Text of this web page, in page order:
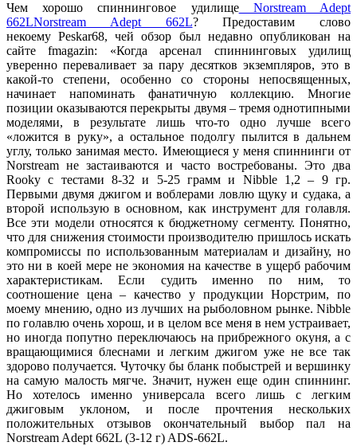
Чем хорошо спиннинговое удилищеNorstream Adept
662LNorstream Adept 662L? Предоставим слово
некоему Peskar68, чей обзор был недавно опубликован на
сайте fmagazin: «Когда арсенал спиннинговых удилищ
уверенно переваливает за пару десятков экземпляров, это в
какой-то степени, особенно со стороны непосвященных,
начинает напоминать фанатичную коллекцию. Многие
позиции оказываются перекрыты двумя – тремя однотипными
моделями, в результате лишь что-то одно лучше всего
«ложится в руку», а остальное подолгу пылится в дальнем
углу, только занимая место. Имеющиеся у меня спиннинги от
Norstream не застаиваются и часто востребованы. Это два
Rooky с тестами 8-32 и 5-25 грамм и Nibble 1,2 – 9 гр.
Первыми двумя джигом и воблерами ловлю щуку и судака, а
второй использую в основном, как инструмент для голавля.
Все эти модели относятся к бюджетному сегменту. Понятно,
что для снижения стоимости производителю пришлось искать
компромиссы по использованным материалам и дизайну, но
это ни в коей мере не экономия на качестве в ущерб рабочим
характеристикам. Если судить именно по ним, то
соотношение цена – качество у продукции Норстрим, по
моему мнению, одно из лучших на рыболовном рынке. Nibble
по голавлю очень хорош, и в целом все меня в нем устраивает,
но иногда попутно переключаюсь на прибрежного окуня, а с
вращающимися блеснами и легким джигом уже не все так
здорово получается. Чуточку бы бланк побыстрей и вершинку
на самую малость мягче. Значит, нужен еще один спиннинг.
Но хотелось именно универсала всего лишь с легким
джиговым уклоном, и после прочтения нескольких
положительных отзывов окончательный выбор пал на
Norstream Adept 662L (3-12 г) ADS-662L.